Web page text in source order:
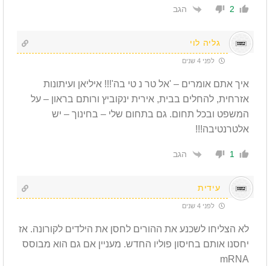
2 הגב
גליה לוי
לפני 4 שנים
איך אתם אומרים – 'אל טר נ טי בה'!!! איליאן ועיתונות
אזרחית, להחלים בבית, אירית ינקוביץ ורותם בראון – על
המשפט ובכל תחום. גם בתחום שלי – בחינוך – יש
אלטרנטיבה!!!
1 הגב
עידית
לפני 4 שנים
לא הצליחו לשכנע את ההורים לחסן את הילדים לקורונה. אז
יחסנו אותם בחיסון פוליו החדש. מעניין אם גם הוא מבוסס
mRNA